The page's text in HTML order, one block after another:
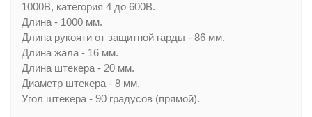
1000В, категория 4 до 600В.
Длина - 1000 мм.
Длина рукояти от защитной гарды - 86 мм.
Длина жала - 16 мм.
Длина штекера - 20 мм.
Диаметр штекера - 8 мм.
Угол штекера - 90 градусов (прямой).